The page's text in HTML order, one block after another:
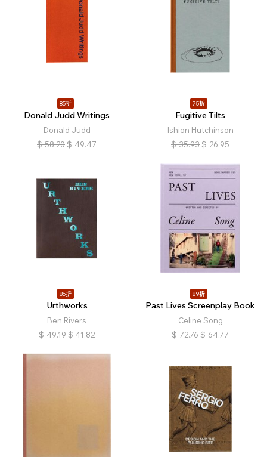
85折
Donald Judd Writings
Donald Judd
$ 58.20 $ 49.47
75折
Fugitive Tilts
Ishion Hutchinson
$ 35.93 $ 26.95
85折
Urthworks
Ben Rivers
$ 49.19 $ 41.82
89折
Past Lives Screenplay Book
Celine Song
$ 72.76 $ 64.77